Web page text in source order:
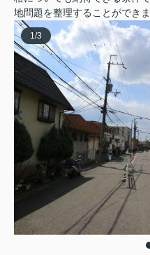
地問題を整理することができま
1/3